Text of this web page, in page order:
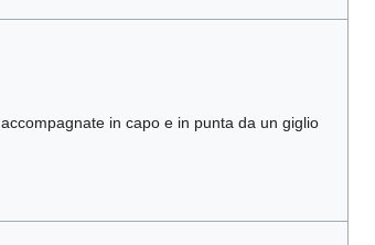
in capo e in punta da un giglio